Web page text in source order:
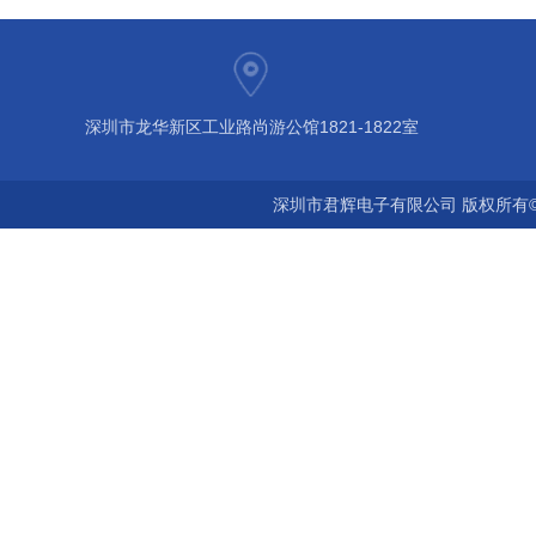
深圳市龙华新区工业路尚游公馆1821-1822室
深圳市君辉电子有限公司 版权所